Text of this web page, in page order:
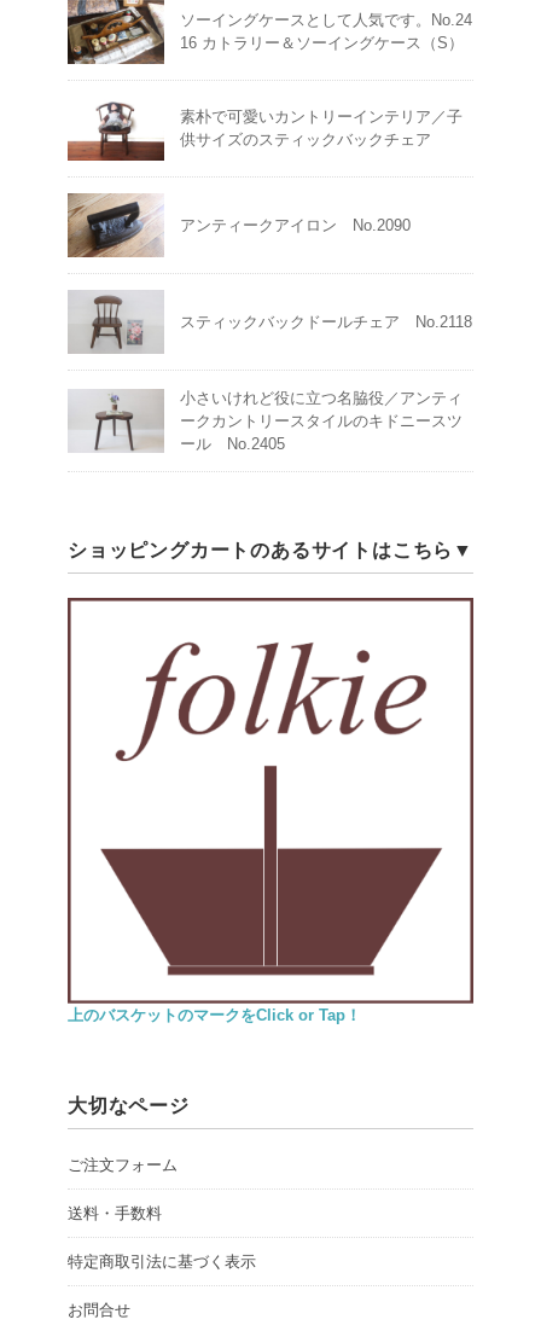
ソーイングケースとして人気です。No.24
16 カトラリー＆ソーイングケース（S）
素朴で可愛いカントリーインテリア／子
供サイズのスティックバックチェア
アンティークアイロン No.2090
スティックバックドールチェア No.2118
小さいけれど役に立つ名脇役／アンティ
ークカントリースタイルのキドニースツ
ール No.2405
ショッピングカートのあるサイトはこちら▼
上のバスケットのマークをClick or Tap！
大切なページ
ご注文フォーム
送料・手数料
特定商取引法に基づく表示
お問合せ